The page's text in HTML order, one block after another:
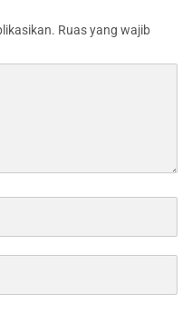
Ruas yang wajib